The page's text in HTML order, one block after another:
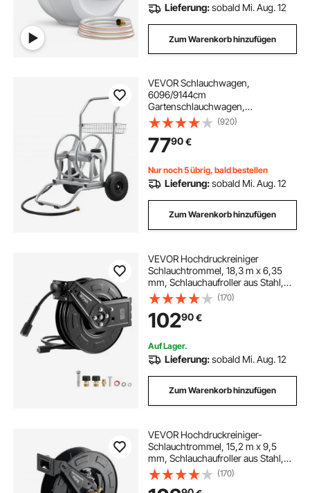
Lieferung:sobald Mi. Aug. 12
Zum Warenkorb hinzufügen
VEVOR Schlauchwagen,
6096/9144cm
Gartenschlauchwagen,
Schlauchtrommel mit zwei Rädern,
Griff & Aufbewahrungskorb,
Schlauchaufroller mit doppeltem
Verwendungszweck für Garten,
Auto 675x610x900mm
(920)
7790€
Nur noch 5 übrig, bald bestellen
Lieferung:sobald Mi. Aug. 12
Zum Warenkorb hinzufügen
VEVOR Hochdruckreiniger
Schlauchtrommel, 18,3 m x 6,35
mm, Schlauchaufroller aus Stahl,
max. 275 bar, automatisches
Aufrollen, flexible
Wand-/Bodenmontage für
Autowäsche, Garten,
Bodenreinigung
(170)
10290€
Auf Lager.
Lieferung:sobald Mi. Aug. 12
Zum Warenkorb hinzufügen
VEVOR Hochdruckreiniger-
Schlauchtrommel, 15,2 m x 9,5
mm, Schlauchaufroller aus Stahl,
max. 275 bar, automatisches
Aufrollen, flexible
(170)